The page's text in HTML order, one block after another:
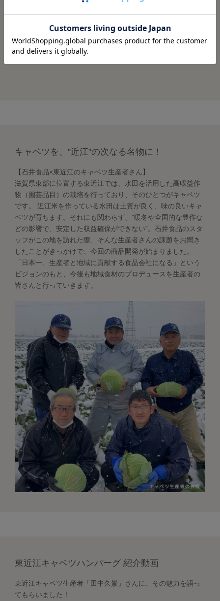
石井食品での製造過程においては、食品添加物を使わず
「キッチンや冷蔵庫にある食材」だけを使用していま
れています。
キャベツを、”近江”の次なる名物に！
【石井食品×東近江のキャベツ生産者さん】
滋賀県東部に位置する東近江では、水田を活用した高収益作
物（園芸品目）の栽培を行っており、そのひとつがキャベツ
です。 近江米を作っている水田は土質が良く、味の良いキャ
ベツが育ちます。それにも関わらず、”暖冬や全国的な豊作な
どの影響で、安定した収益確保ができない”。石井食品のスタ
ッフがこの地を訪れた際、そんな生産者さんの課題をお聞き
したことがきっかけで、今回の商品開発が始まりました。
「日本一、生産者と地域に貢献する食品会社になる」という
ビジョンのもと、今後も地域食材のプロデュースを生産者の
皆さんと行っていきます。
東近江キャベツハンバーグ 紹介動画
東近江キャベツ生産者「田中久景」さんに、その魅力を語っ
てもらいました！